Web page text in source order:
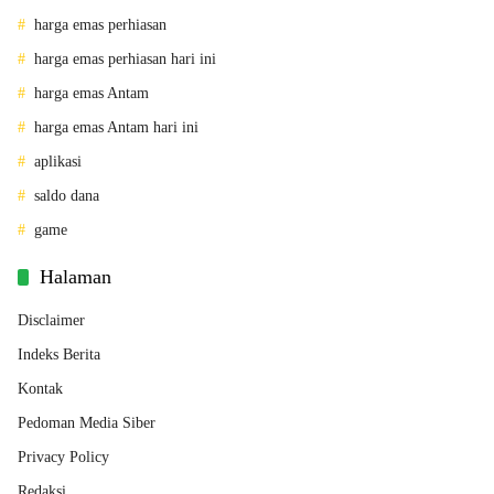
harga emas perhiasan
harga emas perhiasan hari ini
harga emas Antam
harga emas Antam hari ini
aplikasi
saldo dana
game
Halaman
Disclaimer
Indeks Berita
Kontak
Pedoman Media Siber
Privacy Policy